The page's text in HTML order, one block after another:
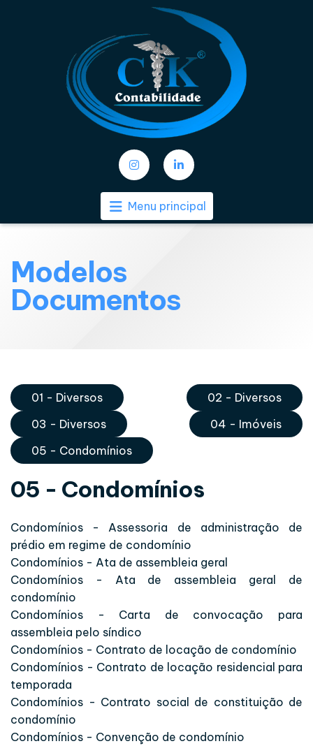
Menu principal
Modelos
Documentos
01 - Diversos
02 - Diversos
03 - Diversos
04 - Imóveis
05 - Condomínios
05 - Condomínios
Condomínios - Assessoria de administração de
prédio em regime de condomínio
Condomínios - Ata de assembleia geral
Condomínios - Ata de assembleia geral de
condomínio
Condomínios - Carta de convocação para
assembleia pelo síndico
Condomínios - Contrato de locação de condomínio
Condomínios - Contrato de locação residencial para
temporada
Condomínios - Contrato social de constituição de
condomínio
Condomínios - Convenção de condomínio